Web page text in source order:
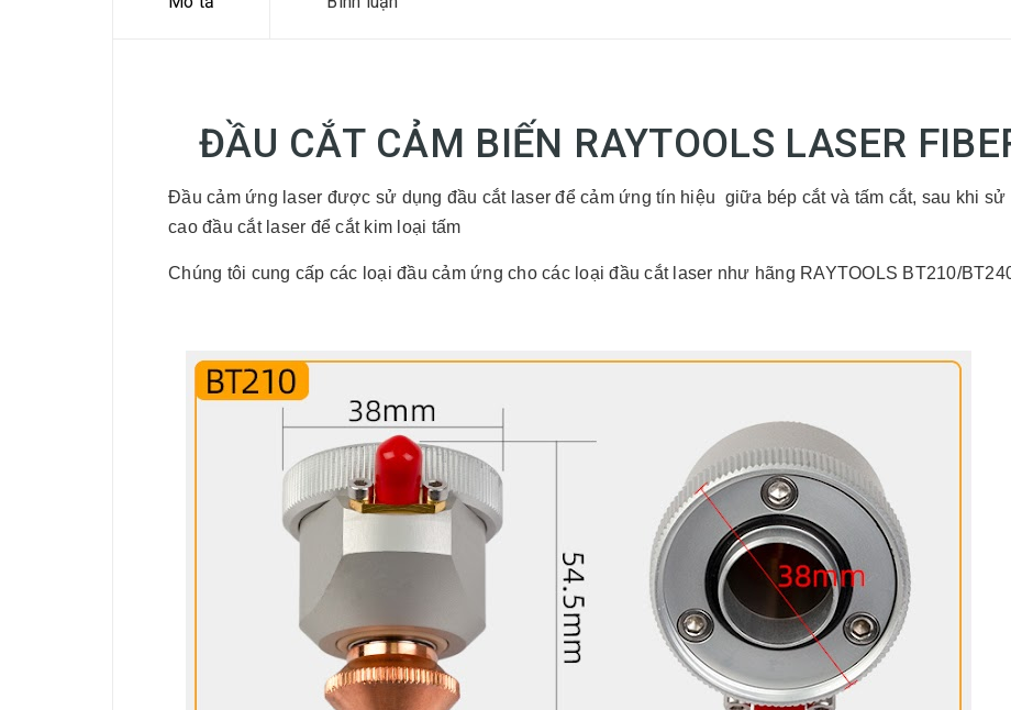
ĐẦU CẮT CẢM BIẾN RAYTOOLS LASER
Đầu cảm ứng laser được sử dụng đầu cắt laserđểcảm ứng tín hiệu giữa bép cắt và tấm cắt, sau khi sử
cao đầu cắt laser để cắt kim loại tấm
Chúng tôi cung cấp các loại đầu cảm ứng cho các loại đầu cắt laser như hãng RAYTOOLS BT210/